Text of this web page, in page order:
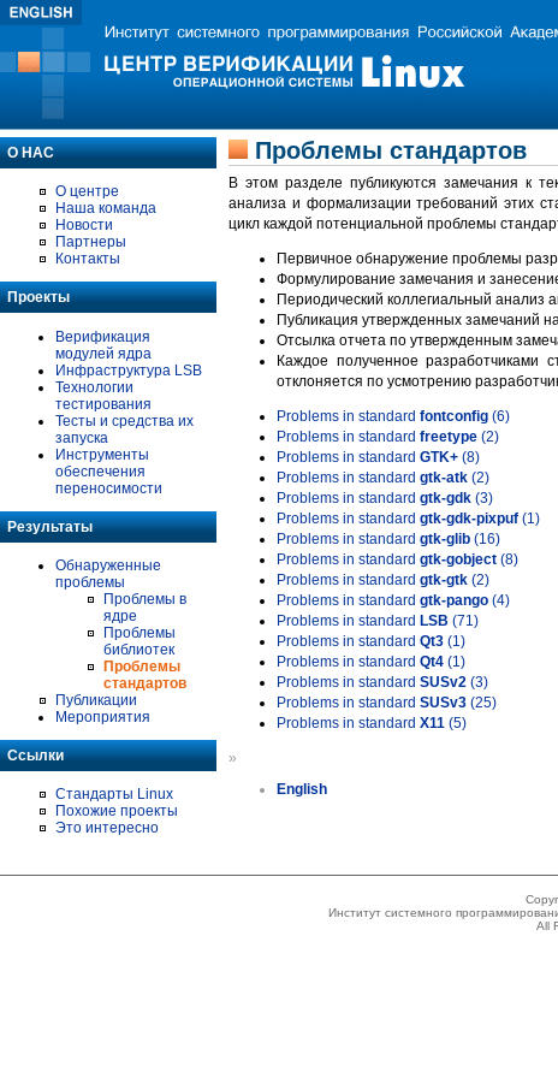
О НАС
О центре
Наша команда
Новости
Партнеры
Контакты
Проекты
Верификация
модулей ядра
Инфраструктура LSB
Технологии
тестирования
Тесты и средства их
запуска
Инструменты
обеспечения
переносимости
Результаты
Обнаруженные
проблемы
Проблемы в
ядре
Проблемы
библиотек
Проблемы
стандартов
Публикации
Мероприятия
Ссылки
Стандарты Linux
Похожие проекты
Это интересно
Проблемы стандартов
В этом разделе публикуются замечания к
анализа и формализации требований этих
цикл каждой потенциальной проблемы
Первичное обнаружение проблемы
Формулирование замечания и
Периодический коллегиальный анализ
Публикация утвержденных замечаний
Отсылка отчета по утвержденным
Каждое полученное разработчиками
отклоняется по усмотрению
Problems in standard fontconfig (6)
Problems in standard freetype (2)
Problems in standard GTK+ (8)
Problems in standard gtk-atk (2)
Problems in standard gtk-gdk (3)
Problems in standard gtk-gdk-pixpuf (1)
Problems in standard gtk-glib (16)
Problems in standard gtk-gobject (8)
Problems in standard gtk-gtk (2)
Problems in standard gtk-pango (4)
Problems in standard LSB (71)
Problems in standard Qt3 (1)
Problems in standard Qt4 (1)
Problems in standard SUSv2 (3)
Problems in standard SUSv3 (25)
Problems in standard X11 (5)
»
English
Институт системного
All